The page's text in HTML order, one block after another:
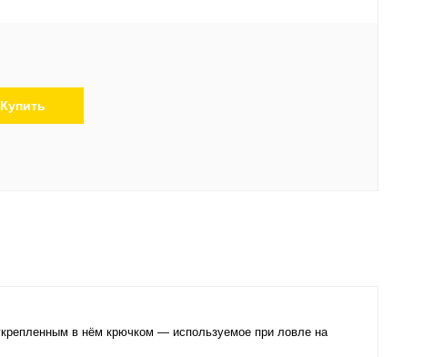
Купить
в нём крючком — используемое при ловле на